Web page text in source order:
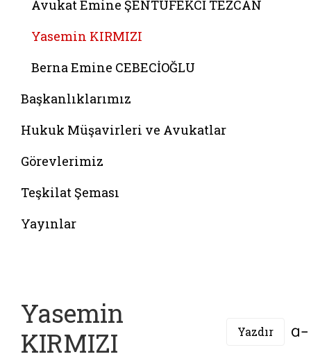
Avukat Emine ŞENTÜFEKCİ TEZCAN
Yasemin KIRMIZI
Berna Emine CEBECİOĞLU
Başkanlıklarımız
Hukuk Müşavirleri ve Avukatlar
Görevlerimiz
Teşkilat Şeması
Yayınlar
Yasemin
KIRMIZI
Yazdır